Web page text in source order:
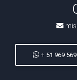
+ 51 969